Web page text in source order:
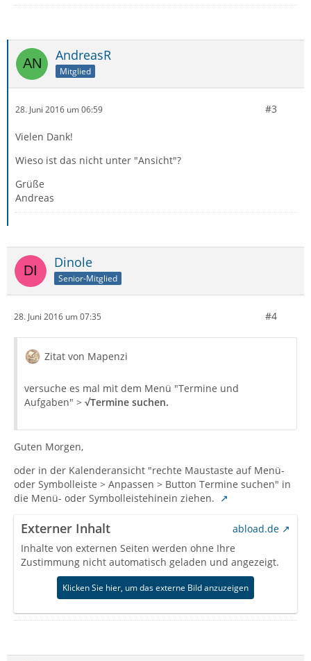
AndreasR
Mitglied
28. Juni 2016 um 06:59 #3
Vielen Dank!
Wieso ist das nicht unter "Ansicht"?
Grüße
Andreas
Dinole
Senior-Mitglied
28. Juni 2016 um 07:35 #4
Zitat von Mapenzi
versuche es mal mit dem Menü "Termine und
Aufgaben" > √Termine suchen.
Guten Morgen,
oder in der Kalenderansicht "rechte Maustaste auf Menü-
oder Symbolleiste > Anpassen > Button Termine suchen" in
die Menü- oder Symbolleistehinein ziehen.
Externer Inhalt
abload.de
Inhalte von externen Seiten werden ohne Ihre
Zustimmung nicht automatisch geladen und angezeigt.
Klicken Sie hier, um das externe Bild anzuzeigen